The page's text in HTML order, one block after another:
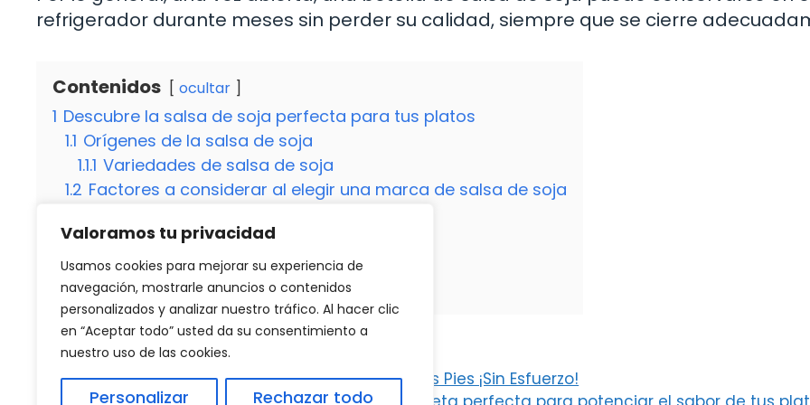
Valoramos tu privacidad
Usamos cookies para mejorar su experiencia de
navegación, mostrarle anuncios o contenidos
personalizados y analizar nuestro tráfico. Al hacer clic
en “Aceptar todo” usted da su consentimiento a
nuestro uso de las cookies.
Personalizar Rechazar todo
refrigerador durante meses sin perder su calidad, siempre que se cierre
Contenidos ocultar
1 Descubre la salsa de soja perfecta para tus platos
1.1 Orígenes de la salsa de soja
1.1.1 Variedades de salsa de soja
1.2 Factores a considerar al elegir una marca de salsa de soja
2.1 Kikkoman
2.1.1 Lee Kum Kee
2.2 Pearl River Bridge
Categorías
Recetas
5 Formas Efectivas de Ablandar los Callos de los Pies ¡Sin Esfuerzo!